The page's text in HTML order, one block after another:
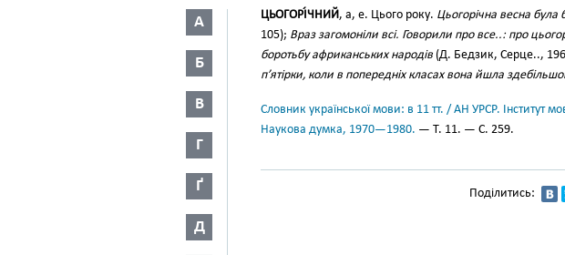
А
Б
В
Г
Ґ
Д
ЦЬОГОРІ́ЧНИЙ, а, е. Цього року. Цьогорічна весна
105); Враз загомоніли всі. Говорили про все..: про
боротьбу африканських народів (Д. Бедзик, Серце..,
п’ятірки, коли в попередніх класах вона йшла
Словник української мови: в 11 тт. / АН УРСР. Інститут
Наукова думка, 1970—1980. — Т. 11. — С. 259.
Поділитись: